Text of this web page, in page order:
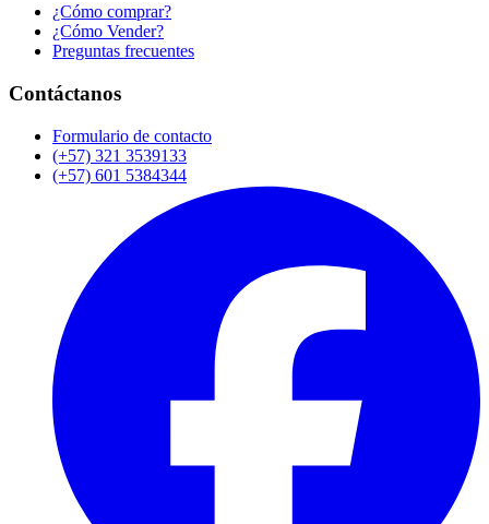
¿Cómo comprar?
¿Cómo Vender?
Preguntas frecuentes
Contáctanos
Formulario de contacto
(+57) 321 3539133
(+57) 601 5384344